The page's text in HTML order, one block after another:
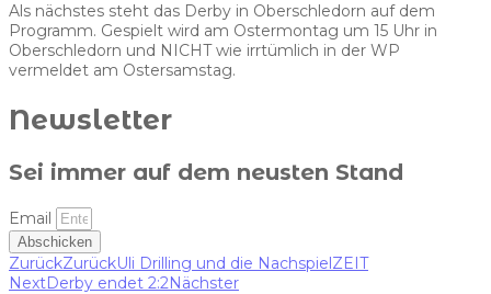
Als nächstes steht das Derby in Oberschledorn auf dem
Programm. Gespielt wird am Ostermontag um 15 Uhr in
Oberschledorn und NICHT wie irrtümlich in der WP
vermeldet am Ostersamstag.
Newsletter
Sei immer auf dem neusten Stand
Email
Abschicken
ZurückZurückUli Drilling und die NachspielZEIT
NextDerby endet 2:2Nächster